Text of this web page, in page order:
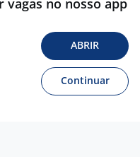
vagas no nosso app
ABRIR
Continuar